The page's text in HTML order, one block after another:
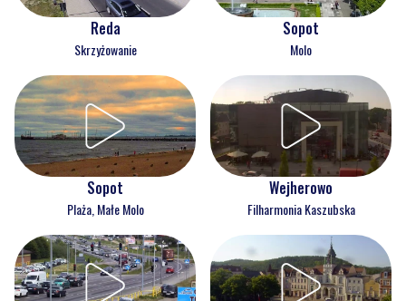
Reda
Skrzyżowanie
Sopot
Molo
Sopot
Plaża, Małe Molo
Wejherowo
Filharmonia Kaszubska